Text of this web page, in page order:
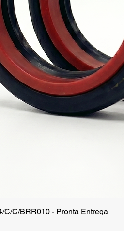
Vista rápida
C/C/BRR010 - Pronta Entrega